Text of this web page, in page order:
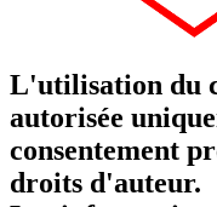
L'utilisation du
autorisée
consentement
droits d'auteur.